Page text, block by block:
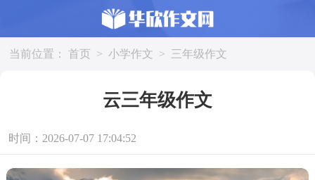
当前位置： 首页 > 小学作文 > 三年级作文
云三年级作文
时间：2026-07-07 17:04:52